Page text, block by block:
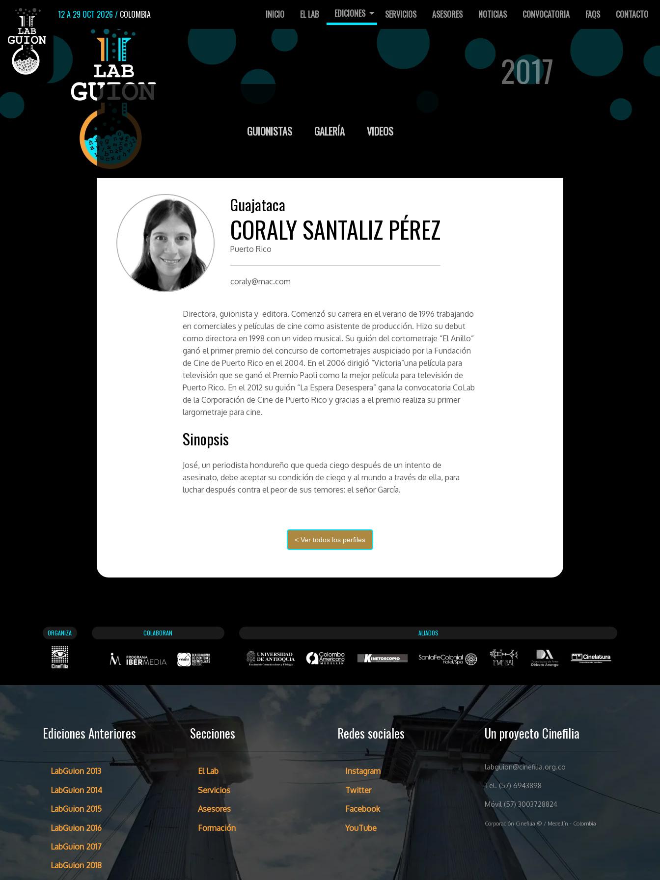
12 A 29 OCT 2026 / COLOMBIA INICIO EL LAB EDICIONES SERVICIOS ASESORES NOTICIAS CONVOCATORIA FAQS CONTACTO
2017
GUIONISTAS GALERÍA VIDEOS
Guajataca
CORALY SANTALIZ PÉREZ
Puerto Rico
coraly@mac.com
Directora, guionista y editora. Comenzó su carrera en el verano de 1996 trabajando
en comerciales y películas de cine como asistente de producción. Hizo su debut
como directora en 1998 con un video musical. Su guión del cortometraje “El Anillo”
ganó el primer premio del concurso de cortometrajes auspiciado por la Fundación
de Cine de Puerto Rico en el 2004. En el 2006 dirigió “Victoria”una película para
televisión que se ganó el Premio Paoli como la mejor película para televisión de
Puerto Rico. En el 2012 su guión “La Espera Desespera” gana la convocatoria CoLab
de la Corporación de Cine de Puerto Rico y gracias a el premio realiza su primer
largometraje para cine.
Sinopsis
José, un periodista hondureño que queda ciego después de un intento de
asesinato, debe aceptar su condición de ciego y al mundo a través de ella, para
luchar después contra el peor de sus temores: el señor García.
ORGANIZA COLABORAN ALIADOS
Ediciones Anteriores
LabGuion 2013
LabGuion 2014
LabGuion 2015
LabGuion 2016
LabGuion 2017
LabGuion 2018
Secciones
El Lab
Servicios
Asesores
Formación
Redes sociales
Instagram
Twitter
Facebook
YouTube
Un proyecto Cinefilia
labguion@cinefilia.org.co
Tel. (57) 6943898
Móvil (57) 3003728824
Corporación Cinefilia © / Medellín - Colombia